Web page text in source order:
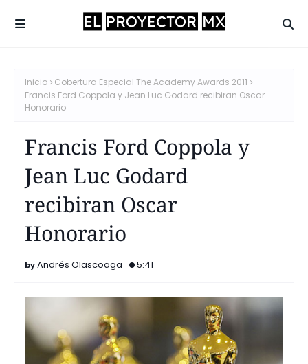
Inicio
Cobertura Especial The Academy Awards 2011
Francis Ford Coppola y Jean Luc Godard recibiran Oscar
Honorario
Francis Ford Coppola y
Jean Luc Godard
recibiran Oscar
Honorario
Andrés Olascoaga 5:41